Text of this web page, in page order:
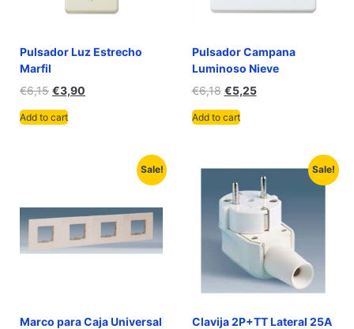
Pulsador Luz Estrecho
Marfil
€6,15 €3,90
Add to cart
Pulsador Campana
Luminoso Nieve
€6,18 €5,25
Add to cart
Sale!
Marco para Caja Universal
Sale!
Clavija 2P+TT Lateral 25A